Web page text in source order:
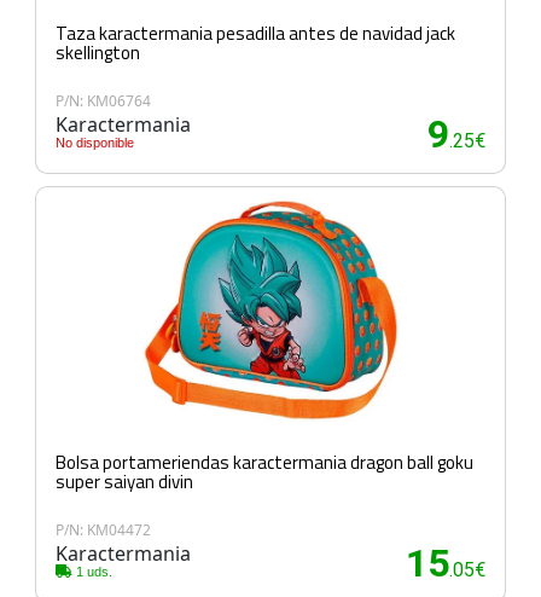
Taza karactermania pesadilla antes de navidad jack
skellington
P/N: KM06764
Karactermania
No disponible 9.25€
Bolsa portameriendas karactermania dragon ball goku
super saiyan divin
P/N: KM04472
Karactermania
1 uds. 15.05€